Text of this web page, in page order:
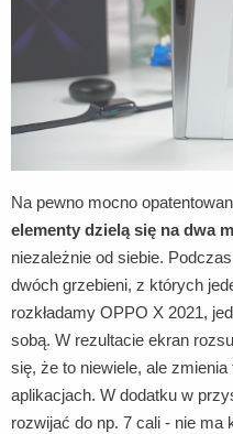
Na pewno mocno
elementy dzielą się na dwa
niezależnie od siebie.
dwóch grzebieni, z których
rozkładamy OPPO X 2021,
sobą. W rezultacie ekran
się, że to niewiele, ale
aplikacjach. W dodatku w
rozwijać do np. 7 cali - nie ma